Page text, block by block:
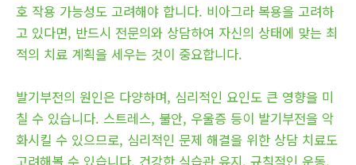
호 작용 가능성도 고려해야 합니다. 비아그라 복용을 고려하
고 있다면, 반드시 전문의와 상담하여 자신의 상태에 맞는 최
적의 치료 계획을 세우는 것이 중요합니다.
발기부전의 원인은 다양하며, 심리적인 요인도 큰 영향을 미
칠 수 있습니다. 스트레스, 불안, 우울증 등이 발기부전을 악
화시킬 수 있으므로, 심리적인 문제 해결을 위한 상담 치료도
고려해볼 수 있습니다. 건강한 식습관 유지, 규칙적인 운동,